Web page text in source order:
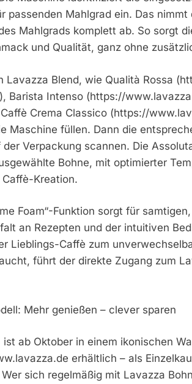
passenden Mahlgrad ein. Das
Mahlgrads komplett ab. So sorgt
und Qualität, ganz ohne
Lavazza Blend, wie Qualità Rossa
Barista Intenso (https://
Crema Classico (https://
Maschine füllen. Dann die
Verpackung scannen. Die
Bohne, mit optimierter
Kreation.
Foam“-Funktion sorgt für
an Rezepten und der intuitiven
Lieblings-Caffè zum
führt der direkte Zugang zum
Mehr genießen – clever sparen
ab Oktober in einem ikonischen
erhältlich – als
sich regelmäßig mit Lavazza